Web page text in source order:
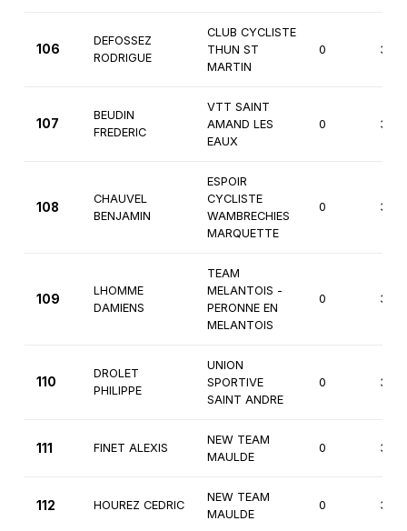
106
DEFOSSEZ
RODRIGUE
CLUB CYCLISTE
THUN ST
MARTIN
0
107
BEUDIN
FREDERIC
VTT SAINT
AMAND LES
EAUX
0
108
CHAUVEL
BENJAMIN
ESPOIR
CYCLISTE
WAMBRECHIES
MARQUETTE
0
109
LHOMME
DAMIENS
TEAM
MELANTOIS -
PERONNE EN
MELANTOIS
0
110
DROLET
PHILIPPE
UNION
SPORTIVE
SAINT ANDRE
0
111 FINET ALEXIS
NEW TEAM
MAULDE
0
112 HOUREZ CEDRIC
NEW TEAM
MAULDE
0